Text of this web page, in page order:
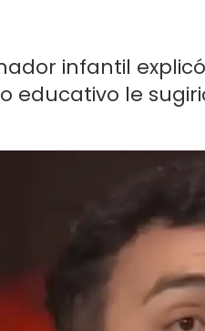
infantil
educativo le